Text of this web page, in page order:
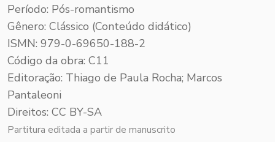
Período: Pós-romantismo
Gênero: Clássico (Conteúdo didático)
ISMN: 979-0-69650-188-2
Código da obra: C11
Editoração: Thiago de Paula Rocha; Marcos
Pantaleoni
Direitos: CC BY-SA
Partitura editada a partir de manuscrito